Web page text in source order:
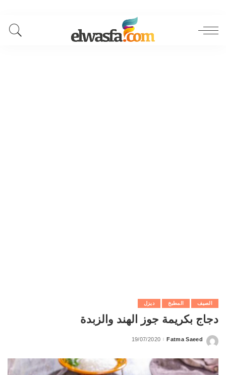
الصيف المطبخ ديزل
دجاج بكريمة جوز الهند والزبدة
Posted
Fatma Saeed
19/07/2020